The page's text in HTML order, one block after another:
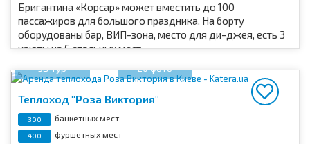
Бригантина «Корсар» может вместить до 100
пассажиров для большого праздника. На борту
оборудованы бар, ВИП-зона, место для ди-джея, есть 3
каюты на 6 спальных мест.
3D тур 20 фото
Теплоход "Роза Виктория"
300 банкетных мест
400 фуршетных мест